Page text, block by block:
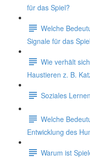
für das Spiel?
Welche
Signale für das
Wie verhält
Haustieren z. B.
Soziales Lernen
Welche
Entwicklung des
Warum ist